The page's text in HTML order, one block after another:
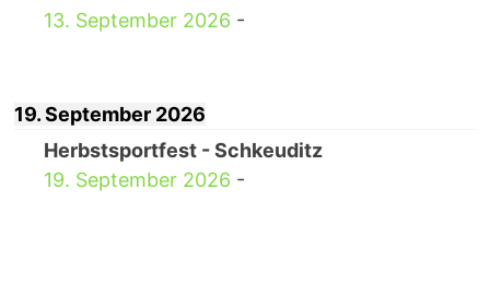
13. September 2026 -
19. September 2026
Herbstsportfest - Schkeuditz
19. September 2026 -